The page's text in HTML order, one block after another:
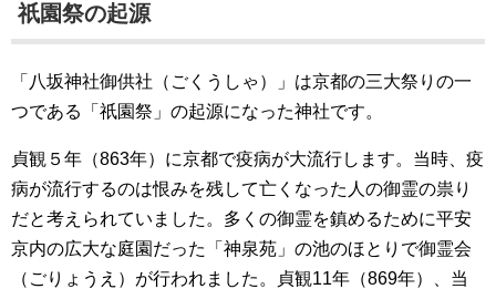
祇園祭の起源
「八坂神社御供社（ごくうしゃ）」は京都の三大祭りの一
つである「祇園祭」の起源になった神社です。
貞観５年（863年）に京都で疫病が大流行します。当時、疫
病が流行するのは恨みを残して亡くなった人の御霊の祟り
だと考えられていました。多くの御霊を鎮めるために平安
京内の広大な庭園だった「神泉苑」の池のほとりで御霊会
（ごりょうえ）が行われました。貞観11年（869年）、当